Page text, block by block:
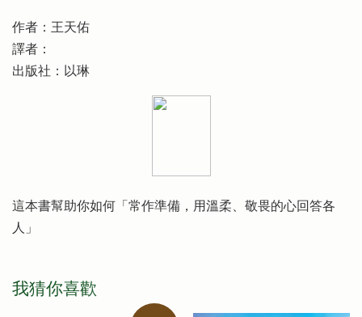
作者：王天佑
譯者：
出版社：以琳
這本書幫助你如何「常作準備，用溫柔、敬畏的心回答各
人」
我猜你喜歡